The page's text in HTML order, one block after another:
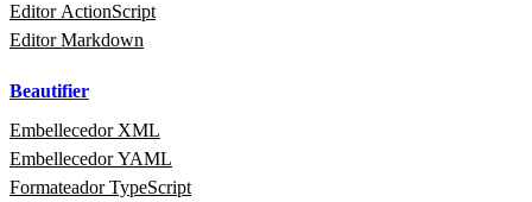
Editor ActionScript
Editor Markdown
Beautifier
Embellecedor XML
Embellecedor YAML
Formateador TypeScript